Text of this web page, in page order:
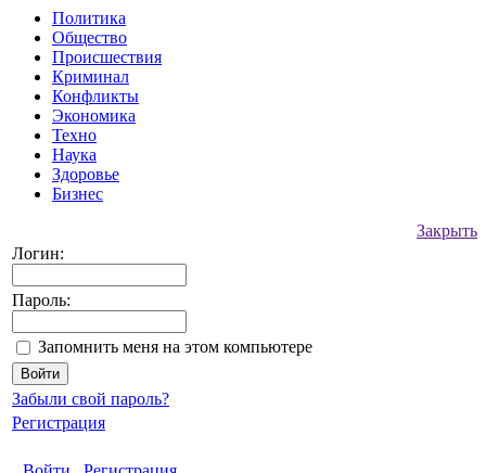
Политика
Общество
Происшествия
Криминал
Конфликты
Экономика
Техно
Наука
Здоровье
Бизнес
Закрыть
Логин:
Пароль:
Запомнить меня на этом компьютере
Забыли свой пароль?
Регистрация